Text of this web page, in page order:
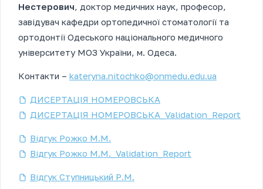
Нестерович, доктор медичних наук, професор,
завідувач кафедри ортопедичної стоматології та
ортодонтії Одеського національного медичного
університету МОЗ України, м. Одеса.
Контакти – kateryna.nitochko@onmedu.edu.ua
ДИСЕРТАЦІЯ НОМЕРОВСЬКА
ДИСЕРТАЦІЯ НОМЕРОВСЬКА_Validation_Report
Відгук Рожко М.М.
Відгук Рожко М.М._Validation_Report
Відгук Ступницький Р.М.